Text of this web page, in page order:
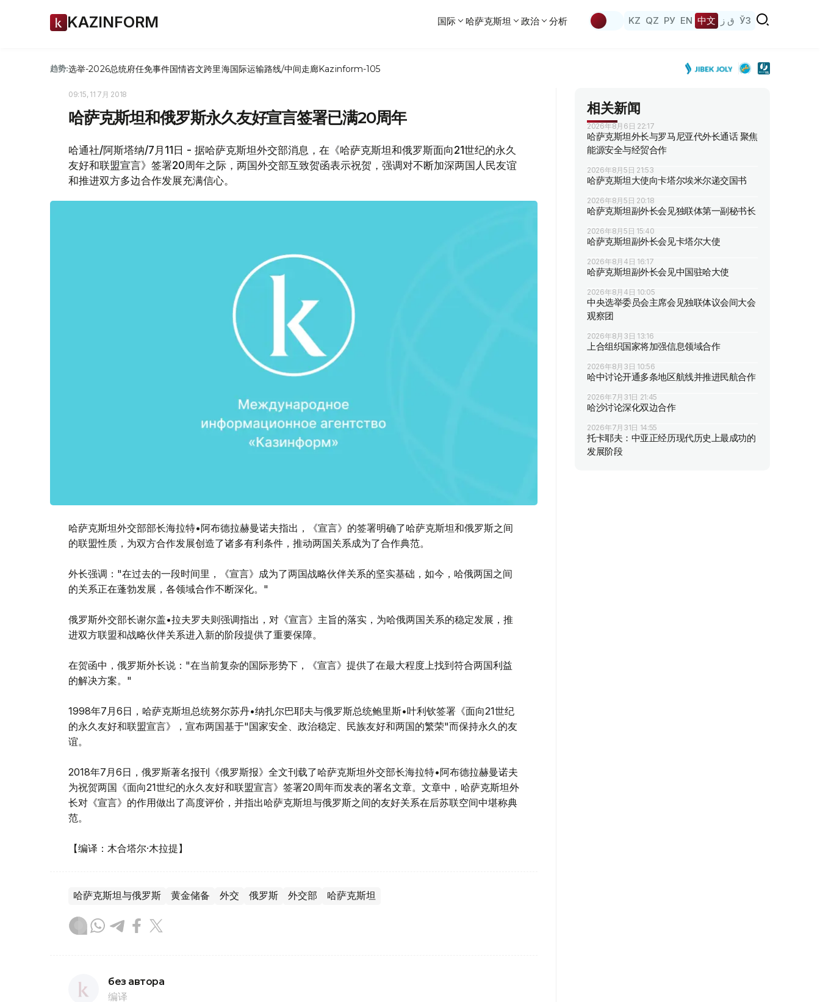
KAZINFORM 国际 哈萨克斯坦 政治 分析 KZ QZ РУ EN 中文 ق ز ЎЗ
趋势:选举-2026总统府任免事件国情咨文跨里海国际运输路线/中间走廊Kazinform-105
09:15, 11 7月 2018
哈萨克斯坦和俄罗斯永久友好宣言签署已满20周年
哈通社/阿斯塔纳/7月11日 - 据哈萨克斯坦外交部消息，在《哈萨克斯坦和俄罗斯面向21世纪的永久
友好和联盟宣言》签署20周年之际，两国外交部互致贺函表示祝贺，强调对不断加深两国人民友谊
和推进双方多边合作发展充满信心。
哈萨克斯坦外交部部长海拉特•阿布德拉赫曼诺夫指出，《宣言》的签署明确了哈萨克斯坦和俄罗斯之间
的联盟性质，为双方合作发展创造了诸多有利条件，推动两国关系成为了合作典范。
外长强调："在过去的一段时间里，《宣言》成为了两国战略伙伴关系的坚实基础，如今，哈俄两国之间
的关系正在蓬勃发展，各领域合作不断深化。"
俄罗斯外交部长谢尔盖•拉夫罗夫则强调指出，对《宣言》主旨的落实，为哈俄两国关系的稳定发展，推
进双方联盟和战略伙伴关系进入新的阶段提供了重要保障。
在贺函中，俄罗斯外长说："在当前复杂的国际形势下，《宣言》提供了在最大程度上找到符合两国利益
的解决方案。"
1998年7月6日，哈萨克斯坦总统努尔苏丹•纳扎尔巴耶夫与俄罗斯总统鲍里斯•叶利钦签署《面向21世纪
的永久友好和联盟宣言》，宣布两国基于"国家安全、政治稳定、民族友好和两国的繁荣"而保持永久的友
谊。
2018年7月6日，俄罗斯著名报刊《俄罗斯报》全文刊载了哈萨克斯坦外交部长海拉特•阿布德拉赫曼诺夫
为祝贺两国《面向21世纪的永久友好和联盟宣言》签署20周年而发表的署名文章。文章中，哈萨克斯坦外
长对《宣言》的作用做出了高度评价，并指出哈萨克斯坦与俄罗斯之间的友好关系在后苏联空间中堪称典
范。
【编译：木合塔尔·木拉提】
哈萨克斯坦与俄罗斯 黄金储备 外交 俄罗斯 外交部 哈萨克斯坦
без автора
编译
相关新闻
2026年8月6日 22:17
哈萨克斯坦外长与罗马尼亚代外长通话 聚焦
能源安全与经贸合作
2026年8月5日 21:53
哈萨克斯坦大使向卡塔尔埃米尔递交国书
2026年8月5日 20:18
哈萨克斯坦副外长会见独联体第一副秘书长
2026年8月5日 15:40
哈萨克斯坦副外长会见卡塔尔大使
2026年8月4日 16:17
哈萨克斯坦副外长会见中国驻哈大使
2026年8月4日 10:05
中央选举委员会主席会见独联体议会间大会
观察团
2026年8月3日 13:16
上合组织国家将加强信息领域合作
2026年8月3日 10:56
哈中讨论开通多条地区航线并推进民航合作
2026年7月31日 21:45
哈沙讨论深化双边合作
2026年7月31日 14:55
托卡耶夫：中亚正经历现代历史上最成功的
发展阶段